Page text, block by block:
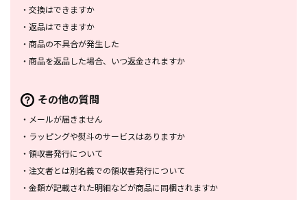
・ 交換はできますか
・ 返品はできますか
・ 商品の不具合が発生した
・ 商品を返品した場合、 いつ返金されますか
その他の質問
・ メールが届きません
・ ラッピングや熨斗のサービスはありますか
・ 領収書発行について
・ 注文者とは別名義での領収書発行について
・ 金額が記載された明細などが商品に同梱されますか